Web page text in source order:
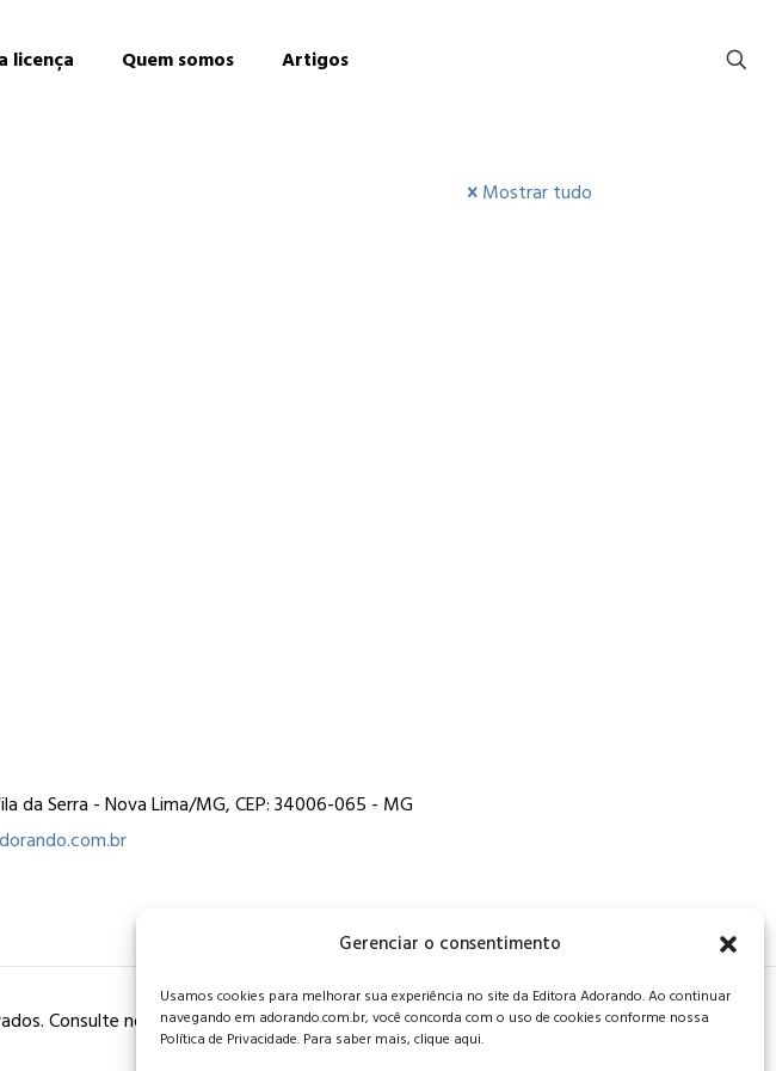
Gerenciar o consentimento
Usamos cookies para melhorar sua experiência no site da Editora Adorando. Ao continuar
navegando em adorando.com.br, você concorda com o uso de cookies conforme nossa
Política de Privacidade. Para saber mais, clique aqui.
licença Quem somos Artigos
Mostrar tudo
da Serra - Nova Lima/MG, CEP: 34006-065 - MG
Consulte nossapolítica de privacidade.